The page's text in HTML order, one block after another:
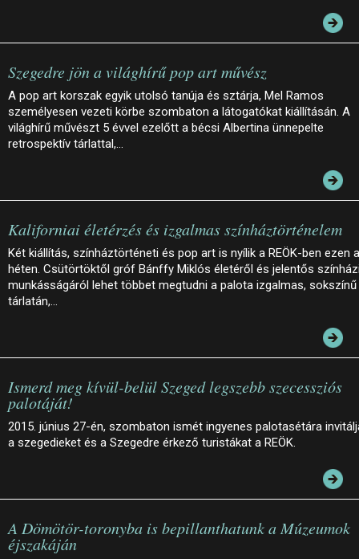
Szegedre jön a világhírű pop art művész
A pop art korszak egyik utolsó tanúja és sztárja, Mel Ramos
személyesen vezeti körbe szombaton a látogatókat kiállításán. A
világhírű művészt 5 évvel ezelőtt a bécsi Albertina ünnepelte
retrospektív tárlattal,…
Kaliforniai életérzés és izgalmas színháztörténelem
Két kiállítás, színháztörténeti és pop art is nyílik a REÖK-ben ezen a
héten. Csütörtöktől gróf Bánffy Miklós életéről és jelentős
munkásságáról lehet többet megtudni a palota izgalmas, sokszínű
tárlatán,…
Ismerd meg kívül-belül Szeged legszebb szecessziós
palotáját!
2015. június 27-én, szombaton ismét ingyenes palotasétára
a szegedieket és a Szegedre érkező turistákat a REÖK.
A Dömötör-toronyba is bepillanthatunk a Múzeumok
éjszakáján